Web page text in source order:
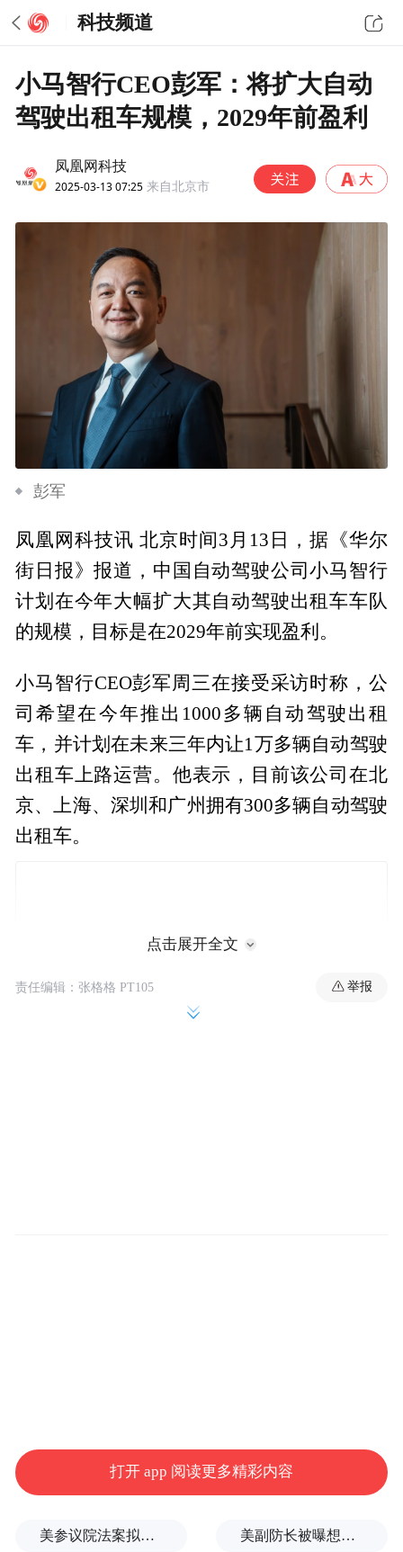
科技频道
小马智行CEO彭军：将扩大自动
驾驶出租车规模，2029年前盈利
凤凰网科技
2025-03-13 07:25 来自北京市
彭军
凤凰网科技讯 北京时间3月13日，据《华尔
街日报》报道，中国自动驾驶公司小马智行
计划在今年大幅扩大其自动驾驶出租车车队
的规模，目标是在2029年前实现盈利。
小马智行CEO彭军周三在接受采访时称，公
司希望在今年推出1000多辆自动驾驶出租
车，并计划在未来三年内让1万多辆自动驾驶
出租车上路运营。他表示，目前该公司在北
京、上海、深圳和广州拥有300多辆自动驾驶
出租车。
场推出三款车型。”
他表示，这些合作将大幅降低成本，“包括传
感器、电池以及其他汽车零部件在内，这些
点击展开全文
责任编辑：张格格 PT105 举报
打开 app 阅读更多精彩内容
美参议院法案拟对中印加税100%，中方坚决反对 美副防长被曝想访华，“非常执着”